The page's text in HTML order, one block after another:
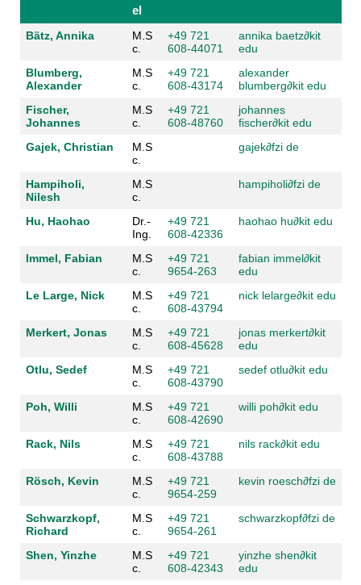
el
Bätz, Annika
M.S
c.
+49 721
608-44071
annika baetz∂kit
edu
Blumberg,
Alexander
M.S
c.
+49 721
608-43174
alexander
blumberg∂kit edu
Fischer,
Johannes
M.S
c.
+49 721
608-48760
johannes
fischer∂kit edu
Gajek, Christian
M.S
c.
gajek∂fzi de
Hampiholi,
Nilesh
M.S
c.
hampiholi∂fzi de
Hu, Haohao
Dr.-
Ing.
+49 721
608-42336
haohao hu∂kit edu
Immel, Fabian
M.S
c.
+49 721
9654-263
fabian immel∂kit
edu
Le Large, Nick
M.S
c.
+49 721
608-43794
nick lelarge∂kit edu
Merkert, Jonas
M.S
c.
+49 721
608-45628
jonas merkert∂kit
edu
Otlu, Sedef
M.S
c.
+49 721
608-43790
sedef otlu∂kit edu
Poh, Willi
M.S
c.
+49 721
608-42690
willi poh∂kit edu
Rack, Nils
M.S
c.
+49 721
608-43788
nils rack∂kit edu
Rösch, Kevin
M.S
c.
+49 721
9654-259
kevin roesch∂fzi de
Schwarzkopf,
Richard
M.S
c.
+49 721
9654-261
schwarzkopf∂fzi de
Shen, Yinzhe
M.S
c.
+49 721
608-42343
yinzhe shen∂kit
edu